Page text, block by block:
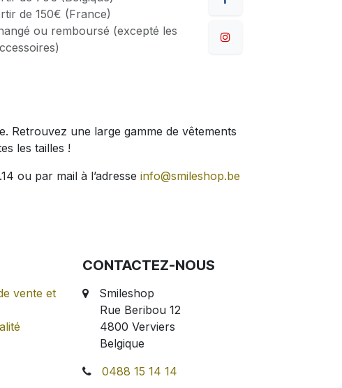
de 150€ (France)
ou remboursé (excepté les
Retrouvez une large gamme de vêtements
les tailles !
ou par mail à l’adresse info@smileshop.be
vente et
CONTACTEZ-NOUS
Smileshop
Rue Beribou 12
4800 Verviers
Belgique
0488 15 14 14